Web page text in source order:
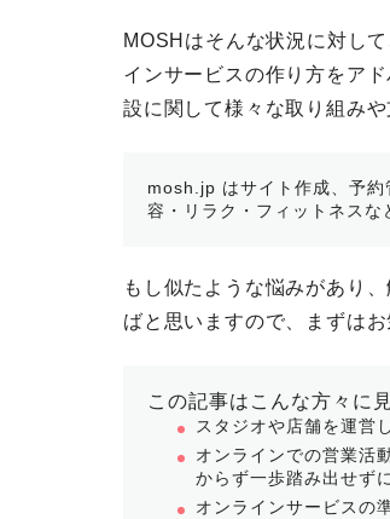
MOSHはそんな状況に対して
インサービスの作り方をアド
設に関して様々な取り組み
mosh.jp はサイト作成、予約
容・リラク・フィットネスな
もし似たような悩みがあり
ばと思いますので、まずは
この記事はこんな方々に
スタジオや店舗を運営
オンラインでの営業活
からず一歩踏み出せず
オンラインサービスの